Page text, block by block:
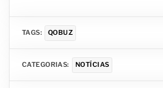
TAGS: QOBUZ
CATEGORIAS: NOTÍCIAS